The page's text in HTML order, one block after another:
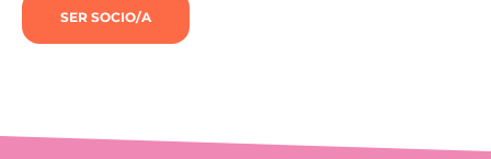
SER SOCIO/A